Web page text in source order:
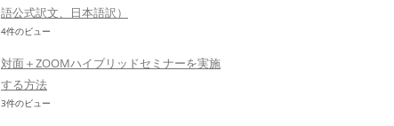
語公式訳文、日本語訳）
4件のビュー
対面＋ZOOMハイブリッドセミナーを実施
する方法
3件のビュー